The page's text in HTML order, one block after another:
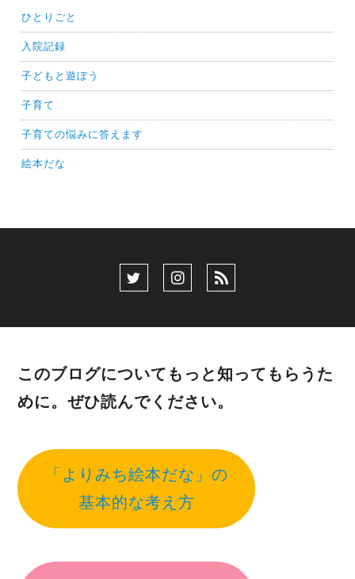
ひとりごと
入院記録
子どもと遊ぼう
子育て
子育ての悩みに答えます
絵本だな
このブログについてもっと知ってもらうた
めに。ぜひ読んでください。
「よりみち絵本だな」の
基本的な考え方